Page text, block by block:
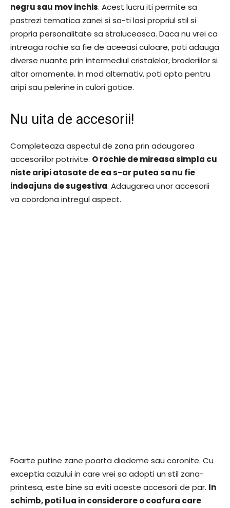
negru sau mov inchis. Acest lucru iti permite sa
pastrezi tematica zanei si sa-ti lasi propriul stil si
propria personalitate sa straluceasca. Daca nu vrei ca
intreaga rochie sa fie de aceeasi culoare, poti adauga
diverse nuante prin intermediul cristalelor, broderiilor si
altor ornamente. In mod alternativ, poti opta pentru
aripi sau pelerine in culori gotice.
Nu uita de accesorii!
Completeaza aspectul de zana prin adaugarea
accesoriilor potrivite. O rochie de mireasa simpla cu
niste aripi atasate de ea s-ar putea sa nu fie
indeajuns de sugestiva. Adaugarea unor accesorii
va coordona intregul aspect.
Foarte putine zane poarta diademe sau coronite. Cu
exceptia cazului in care vrei sa adopti un stil zana-
printesa, este bine sa eviti aceste accesorii de par. In
schimb, poti lua in considerare o coafura care